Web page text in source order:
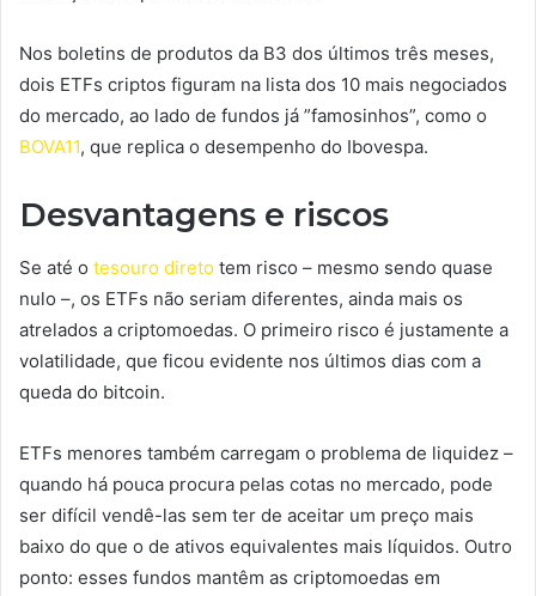
Nos boletins de produtos da B3 dos últimos três meses,
dois ETFs criptos figuram na lista dos 10 mais negociados
do mercado, ao lado de fundos já ”famosinhos”, como o
BOVA11, que replica o desempenho do Ibovespa.
Desvantagens e riscos
Se até o tesouro direto tem risco – mesmo sendo quase
nulo –, os ETFs não seriam diferentes, ainda mais os
atrelados a criptomoedas. O primeiro risco é justamente a
volatilidade, que ficou evidente nos últimos dias com a
queda do bitcoin.
ETFs menores também carregam o problema de liquidez –
quando há pouca procura pelas cotas no mercado, pode
ser difícil vendê-las sem ter de aceitar um preço mais
baixo do que o de ativos equivalentes mais líquidos. Outro
ponto: esses fundos mantêm as criptomoedas em